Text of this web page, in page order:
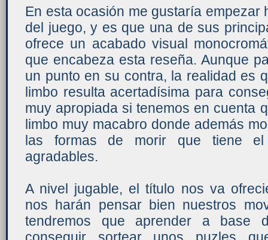
En esta ocasión me gustaría empezar
del juego, y es que una de sus
ofrece un acabado visual
que encabeza esta reseña. Aunque
un punto en su contra, la realidad es
limbo resulta acertadísima para
muy apropiada si tenemos en cuenta
limbo muy macabro donde además
las formas de morir que tiene
agradables.
A nivel jugable, el título nos va
nos harán pensar bien nuestros
tendremos que aprender a base